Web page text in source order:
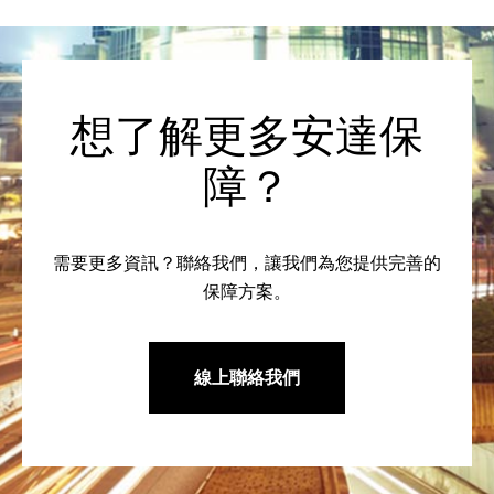
想了解更多安達保
障？
需要更多資訊？聯絡我們，讓我們為您提供完善的
保障方案。
線上聯絡我們